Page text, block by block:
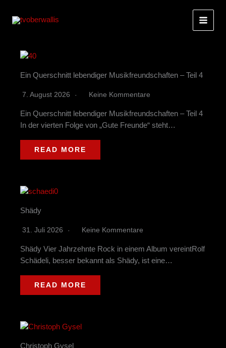
Inhalt
Ein Querschnitt lebendiger Musikfreundschaften – Teil 4
7. August 2026 Keine Kommentare
Ein Querschnitt lebendiger Musikfreundschaften – Teil 4
In der vierten Folge von „Gute Freunde“ steht…
READ MORE
Shädy
31. Juli 2026 Keine Kommentare
Shädy Vier Jahrzehnte Rock in einem Album vereintRolf
Schädeli, besser bekannt als Shädy, ist eine…
READ MORE
Christoph Gysel